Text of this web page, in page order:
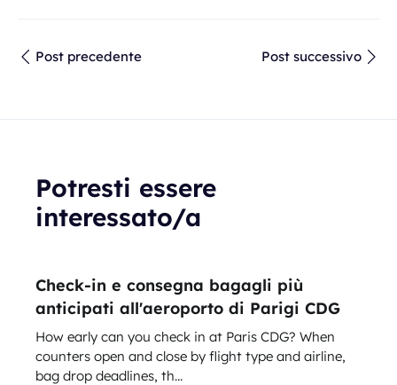
Post precedente Post successivo
Potresti essere
interessato/a
Check-in e consegna bagagli più
anticipati all'aeroporto di Parigi CDG
How early can you check in at Paris CDG? When
counters open and close by flight type and airline,
bag drop deadlines, th...